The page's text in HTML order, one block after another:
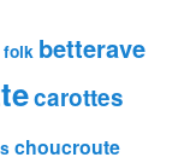
folk betterave
carottes
choucroute